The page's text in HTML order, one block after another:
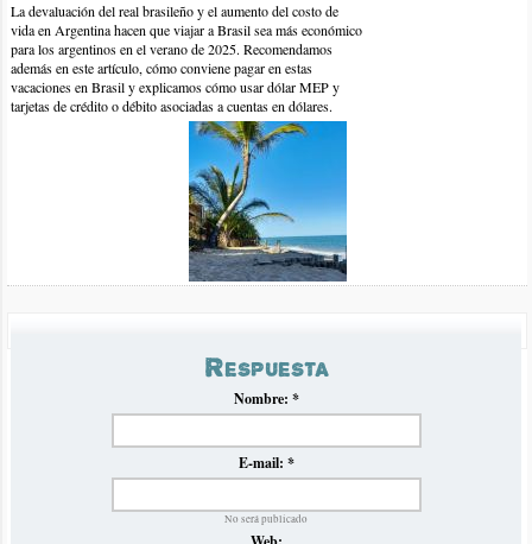
4-jul-2017 | por Leo
Hola , quiero Viajar Bombinhas en setiembre del 2017, Como es
el clima ahi y si hay paseos en barco en esa epoca. Gracias
Respuesta
Nombre: *
E-mail: *
No será publicado
La devaluación del real brasileño y el aumento del costo de
vida en Argentina hacen que viajar a Brasil sea más económico
para los argentinos en el verano de 2025. Recomendamos
además en este artículo, cómo conviene pagar en estas
vacaciones en Brasil y explicamos cómo usar dólar MEP y
tarjetas de crédito o débito asociadas a cuentas en dólares.
Luego de la crisis de inflación en Argentina del verano pasado
que impidió establecer normalmente un panorama claro de
precios de omnibús hacia Brasil, volvemos con nuestro
tradicional informe en el que recopilamos y analizamos los